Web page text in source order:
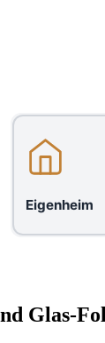
Eigenheim
Glas-